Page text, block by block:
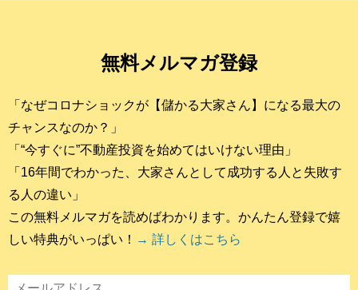
無料メルマガ登録
「なぜコロナショックが【儲かる大家さん】になる最大の
チャンスなのか？」
「“今すぐに”不動産投資を始めてはいけない理由」
「16年間でわかった、大家さんとして成功する人と失敗す
る人の違い」
この無料メルマガを読めばわかります。かんたん登録で嬉
しい特典がいっぱい！ → 詳しくはこちら